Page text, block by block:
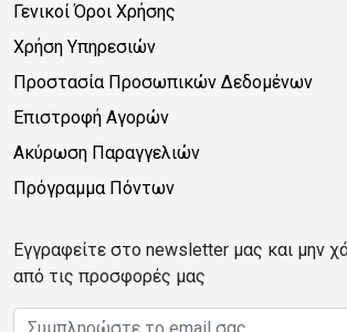
Γενικοί Όροι Χρήσης
Χρήση Υπηρεσιών
Προστασία Προσωπικών Δεδομένων
Επιστροφή Αγορών
Ακύρωση Παραγγελιών
Πρόγραμμα Πόντων
Εγγραφείτε στο newsletter μας και μην
από τις προσφορές μας
Email address